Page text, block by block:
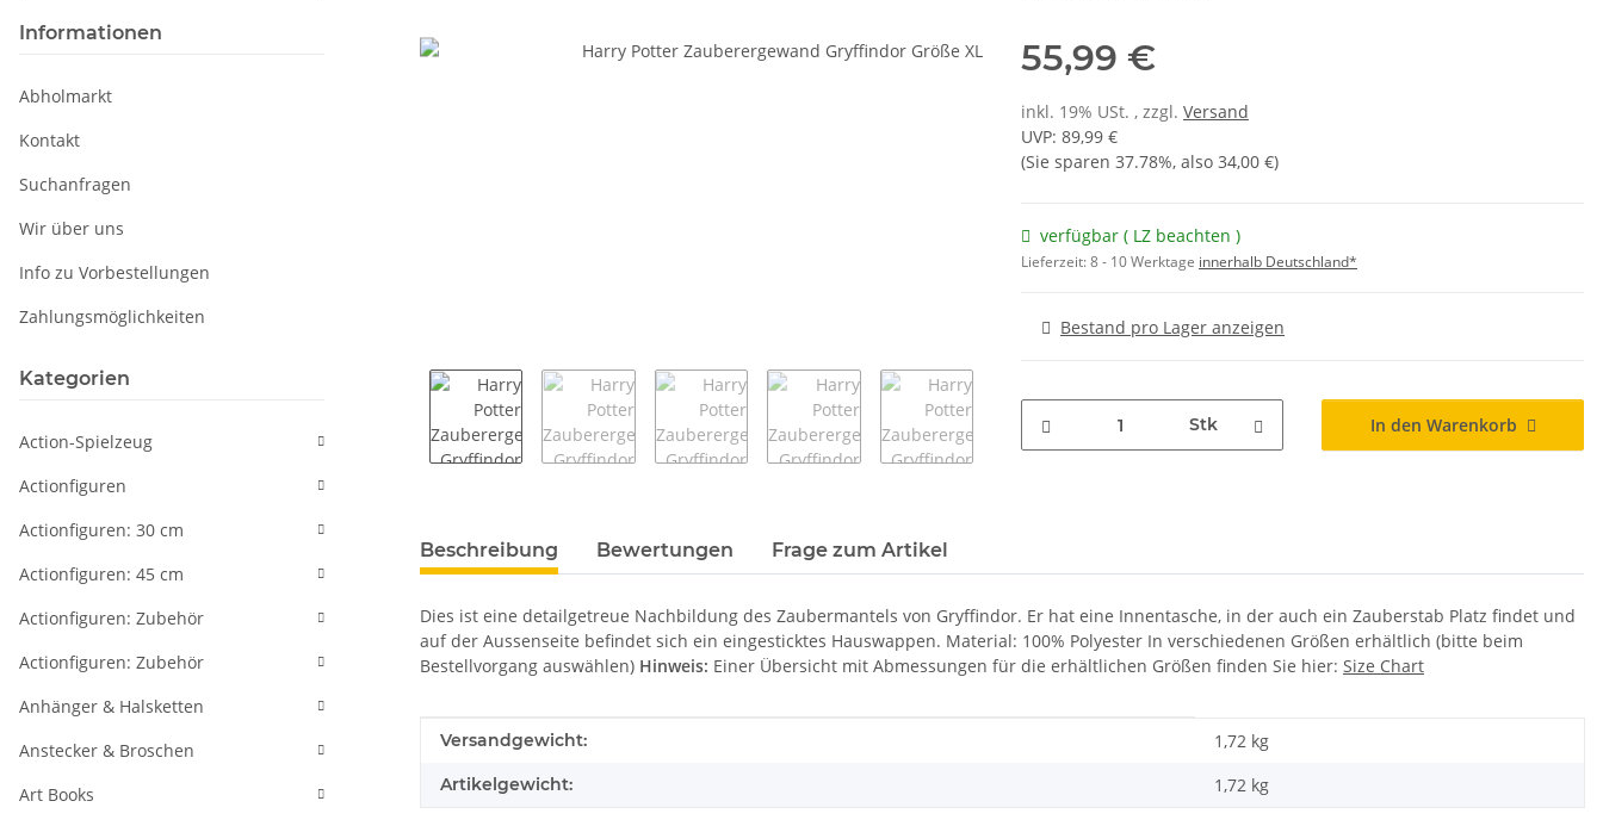
55,99 €
inkl. 19% USt. , zzgl. Versand
UVP: 89,99 €
(Sie sparen 37.78%, also 34,00 €)
verfügbar ( LZ beachten )
Lieferzeit:8 - 10 Werktage innerhalb Deutschland*
Bestand pro Lager anzeigen
Stk In den Warenkorb
weitere Registerkarten anzeigen
Beschreibung Bewertungen Frage zum Artikel
Dies ist eine detailgetreue Nachbildung des Zaubermantels von Gryffindor. Er hat eine Innentasche, in der auch ein Zauberstab Platz findet und
auf der Aussenseite befindet sich ein eingesticktes Hauswappen. Material: 100% Polyester In verschiedenen Größen erhältlich (bitte beim
Bestellvorgang auswählen) Hinweis: Einer Übersicht mit Abmessungen für die erhältlichen Größen finden Sie hier: Size Chart
Produkteigenschaft
Wert
Versandgewicht: 1,72 kg
Artikelgewicht: 1,72 kg
Informationen
Abholmarkt
Kontakt
Suchanfragen
Wir über uns
Info zu Vorbestellungen
Zahlungsmöglichkeiten
Kategorien
Action-Spielzeug
Actionfiguren
Actionfiguren: 30 cm
Actionfiguren: 45 cm
Actionfiguren: Zubehör
Actionfiguren: Zubehör
Anhänger & Halsketten
Anstecker & Broschen
Art Books